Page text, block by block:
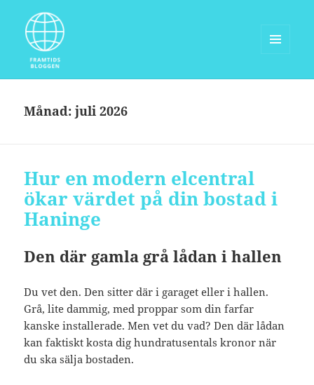
WIDGETS
Månad:juli 2026
Hur en modern elcentral
ökar värdet på din bostad i
Haninge
Den där gamla grå lådan i hallen
Du vet den. Den sitter där i garaget eller i hallen.
Grå, lite dammig, med proppar som din farfar
kanske installerade. Men vet du vad? Den där lådan
kan faktiskt kosta dig hundratusentals kronor när
du ska sälja bostaden.